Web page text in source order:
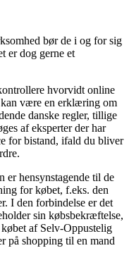
bør de i og for sig
er dog gerne et
hvorvidt online
være en erklæring om
danske regler, tillige
af eksperter der har
for bistand, ifald du bliver
er hensynstagende til de
for købet, f.eks. den
I den forbindelse er det
sin købsbekræftelse,
af Selv-Oppustelig
på shopping til en mand